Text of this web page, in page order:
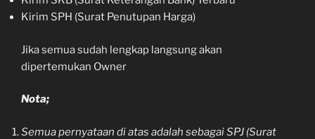
Kirim SPH (Surat Penutupan Harga)
Jika semua sudah lengkap langsung akan
dipertemukan Owner
Nota;
Semua pernyataan di atas adalah sebagai SPJ (Surat